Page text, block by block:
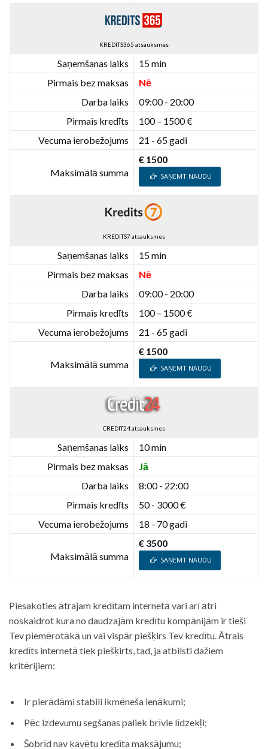
KREDITS365 atsauksmes
Saņemšanas laiks
15 min
Pirmais bez maksas
Nē
Darba laiks
09:00 - 20:00
Pirmais kredīts
100 – 1500 €
Vecuma ierobežojums
21 - 65 gadi
Maksimālā summa
€ 1500
SAŅEMT NAUDU
KREDITS7 atsauksmes
Saņemšanas laiks
15 min
Pirmais bez maksas
Nē
Darba laiks
09:00 - 20:00
Pirmais kredīts
100 – 1500 €
Vecuma ierobežojums
21 - 65 gadi
Maksimālā summa
€ 1500
SAŅEMT NAUDU
CREDIT24 atsauksmes
Saņemšanas laiks
10 min
Pirmais bez maksas
Jā
Darba laiks
8:00 - 22:00
Pirmais kredīts
50 - 3000 €
Vecuma ierobežojums
18 - 70 gadi
Maksimālā summa
€ 3500
SAŅEMT NAUDU
Piesakoties ātrajam kredītam internetā vari arī ātri
noskaidrot kura no daudzajām kredītu kompānijām ir tieši
Tev piemērotākā un vai vispār piešķirs Tev kredītu. Ātrais
kredīts internetā tiek piešķirts, tad, ja atbilsti dažiem
kritērijiem:
Ir pierādāmi stabili ikmēneša ienākumi;
Pēc izdevumu segšanas paliek brīvie līdzekļi;
Šobrīd nav kavētu kredīta maksājumu;